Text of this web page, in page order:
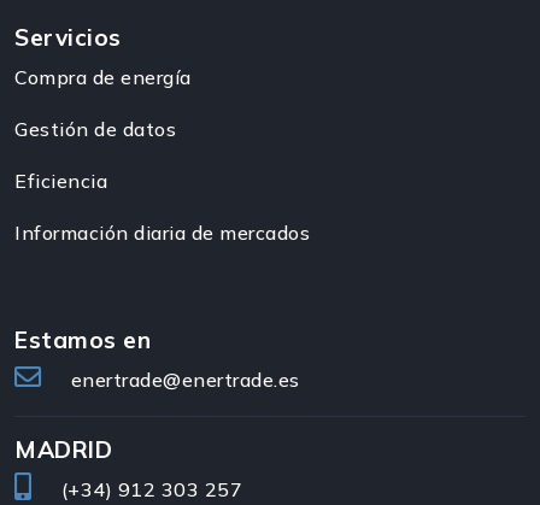
Servicios
Compra de energía
Gestión de datos
Eficiencia
Información diaria de mercados
Estamos en
enertrade@enertrade.es
MADRID
(+34) 912 303 257